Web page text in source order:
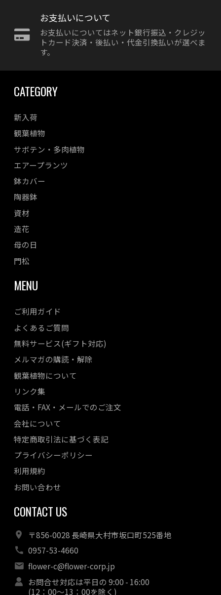
お支払いについて
お支払いについてはネット銀行振込・クレジッ
トカード決済・後払い・代金引換払いが選べま
す。
CATEGORY
新入荷
観葉植物
サボテン・多肉植物
エアープランツ
鉢カバー
陶器鉢
資材
造花
母の日
門松
MENU
ご利用ガイド
よくあるご質問
無料サービス(ギフト対応)
メルマガの購読・解除
観葉植物について
リンク集
電話・FAX・メールでのご注文
会社について
特定商取引法に基づく表記
プライバシーポリシー
利用規約
お問い合わせ
CONTACT US
〒856-0028 長崎県大村市坂口町525番地
0957-53-4660
flower-c@flower-corp.jp
お問合せ対応は平日の 9:00 - 16:00
(12：00～13：00を除く)